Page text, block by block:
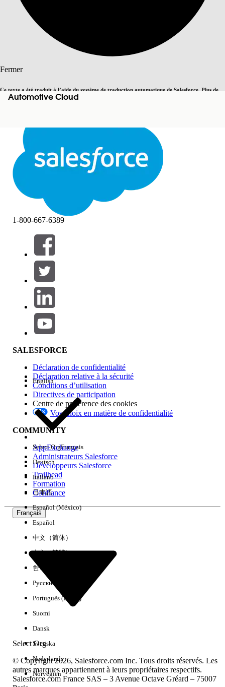
Fermer
Ce texte a été traduit à l’aide du système de traduction automatique de Salesforce. Plus de
détails, consultez <cette page.
Basculer vers la page en anglais
Fermer
Automotive Cloud
Table des matières
Rechercher
Filtres (0)
SÉLECTIONNER DES FILTRES
Gamme de produits
Impact des fonctionnalités
Edition
Expérience
Aucun résultat
1-800-667-6389
SALESFORCE
Déclaration de confidentialité
Déclaration relative à la sécurité
Conditions d’utilisation
Directives de participation
Centre de préférence des cookies
Vos choix en matière de confidentialité
COMMUNITY
AppExchange
Administrateurs Salesforce
Développeurs Salesforce
Trailhead
Formation
Confiance
Français
Select Org
English
Select OrgFrançais
Deutsch
Italiano
日本語
Español (México)
Español
中文（简体）
中文（繁體）
한국어
Русский
Português (Brasil)
Suomi
Dansk
Svenska
Nederlands
Norvégien
© Copyright 2026, Salesforce.com Inc. Tous droits réservés. Les
autres marques appartiennent à leurs propriétaires respectifs.
Salesforce.com France SAS – 3 Avenue Octave Gréard – 75007